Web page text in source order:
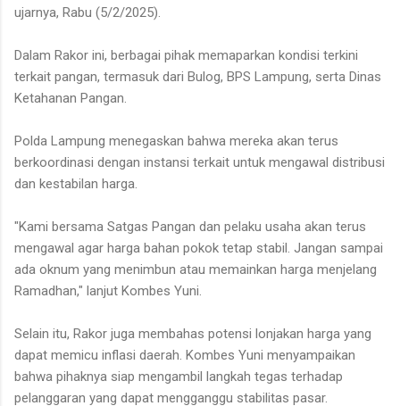
ujarnya, Rabu (5/2/2025).
Dalam Rakor ini, berbagai pihak memaparkan kondisi terkini
terkait pangan, termasuk dari Bulog, BPS Lampung, serta Dinas
Ketahanan Pangan.
Polda Lampung menegaskan bahwa mereka akan terus
berkoordinasi dengan instansi terkait untuk mengawal distribusi
dan kestabilan harga.
"Kami bersama Satgas Pangan dan pelaku usaha akan terus
mengawal agar harga bahan pokok tetap stabil. Jangan sampai
ada oknum yang menimbun atau memainkan harga menjelang
Ramadhan," lanjut Kombes Yuni.
Selain itu, Rakor juga membahas potensi lonjakan harga yang
dapat memicu inflasi daerah. Kombes Yuni menyampaikan
bahwa pihaknya siap mengambil langkah tegas terhadap
pelanggaran yang dapat mengganggu stabilitas pasar.